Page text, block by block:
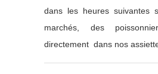
dans les heures suivantes
marchés, des
directement dans nos